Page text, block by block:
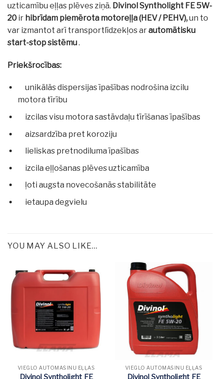
uzticamību eļļas plēves ziņā. Divinol Syntholight FE 5W-
20 ir hibrīdam piemērota motoreļļa (HEV / PEHV),un to
var izmantot arī transportlīdzekļos arautomātisku
start-stop sistēmu.
Priekšrocības:
unikālās dispersijas īpašības nodrošina izcilu
motora tīrību
izcilas visu motora sastāvdaļu tīrīšanas īpašības
aizsardzība pret koroziju
lieliskas pretnodiluma īpašības
izcila eļļošanas plēves uzticamība
ļoti augsta novecošanās stabilitāte
ietaupa degvielu
YOU MAY ALSO LIKE…
VIEGLO AUTOMAŠĪNU EĻĻAS
Divinol Syntholight FE
VIEGLO AUTOMAŠĪNU EĻĻAS
Divinol Syntholight FE